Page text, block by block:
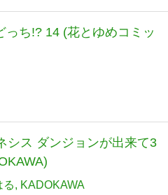
っち!? 14 (花とゆめコミッ
シス ダンジョンが出来て3
る KADOKAWA